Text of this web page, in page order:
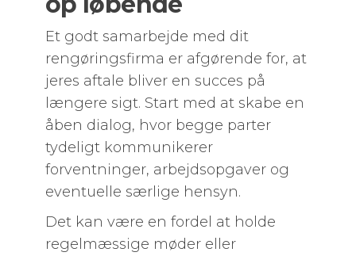
Et godt samarbejde med dit
rengøringsfirma er afgørende for, at
jeres aftale bliver en succes på
længere sigt. Start med at skabe en
åben dialog, hvor begge parter
tydeligt kommunikerer
forventninger, arbejdsopgaver og
eventuelle særlige hensyn.
Det kan være en fordel at holde
regelmæssige møder eller